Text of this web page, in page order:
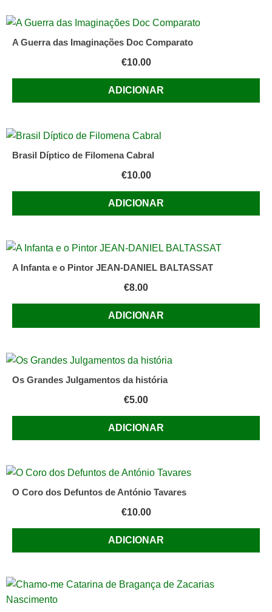
A Guerra das Imaginações Doc Comparato
€10.00
ADICIONAR
Brasil Díptico de Filomena Cabral
€10.00
ADICIONAR
A Infanta e o Pintor JEAN-DANIEL BALTASSAT
€8.00
ADICIONAR
Os Grandes Julgamentos da história
€5.00
ADICIONAR
O Coro dos Defuntos de António Tavares
€10.00
ADICIONAR